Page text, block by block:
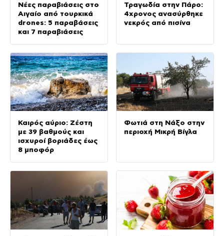
Νέες παραβιάσεις στο
Αιγαίο από τουρκικά
drones: 5 παραβάσεις
και 7 παραβιάσεις
Τραγωδία στην Πάρο:
4χρονος ανασύρθηκε
νεκρός από πισίνα
Καιρός αύριο: Ζέστη
με 39 βαθμούς και
ισχυροί βοριάδες έως
8 μποφόρ
Φωτιά στη Νάξο στην
περιοχή Μικρή Βίγλα